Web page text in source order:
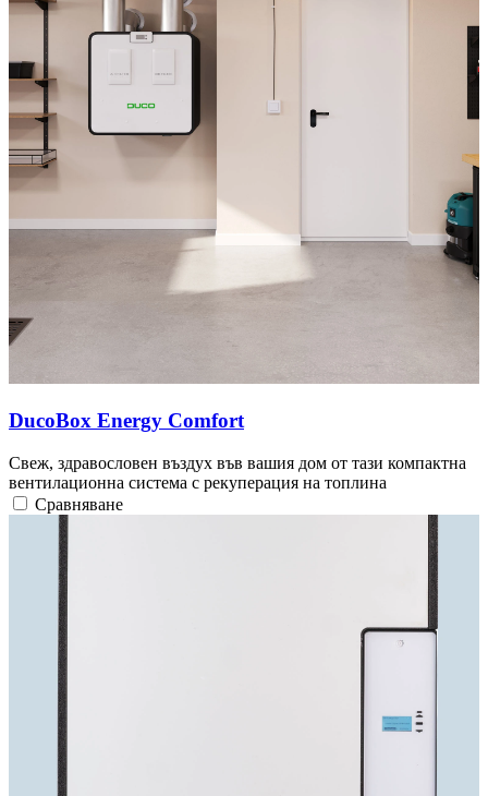
DucoBox Energy Comfort
Свеж, здравословен въздух във вашия дом от тази компактна
вентилационна система с рекуперация на топлина
Сравняване